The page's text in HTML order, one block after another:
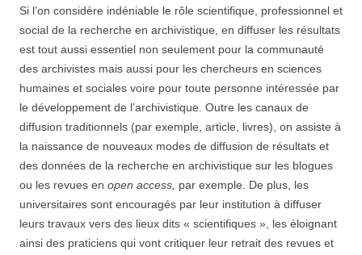
Si l’on considère indéniable le rôle scientifique, professionnel et
social de la recherche en archivistique, en diffuser les résultats
est tout aussi essentiel non seulement pour la communauté
des archivistes mais aussi pour les chercheurs en sciences
humaines et sociales voire pour toute personne intéressée par
le développement de l’archivistique. Outre les canaux de
diffusion traditionnels (par exemple, article, livres), on assiste à
la naissance de nouveaux modes de diffusion de résultats et
des données de la recherche en archivistique sur les blogues
ou les revues en open access, par exemple. De plus, les
universitaires sont encouragés par leur institution à diffuser
leurs travaux vers des lieux dits « scientifiques », les éloignant
ainsi des praticiens qui vont critiquer leur retrait des revues et